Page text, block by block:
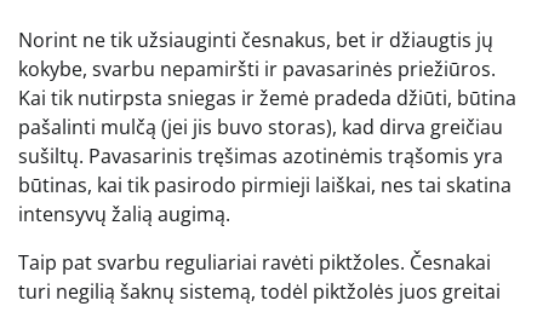
Norint ne tik užsiauginti česnakus, bet ir džiaugtis jų
kokybe, svarbu nepamiršti ir pavasarinės priežiūros.
Kai tik nutirpsta sniegas ir žemė pradeda džiūti, būtina
pašalinti mulčą (jei jis buvo storas), kad dirva greičiau
sušiltų. Pavasarinis tręšimas azotinėmis trąšomis yra
būtinas, kai tik pasirodo pirmieji laiškai, nes tai skatina
intensyvų žalią augimą.
Taip pat svarbu reguliariai ravėti piktžoles. Česnakai
turi negilią šaknų sistemą, todėl piktžolės juos greitai